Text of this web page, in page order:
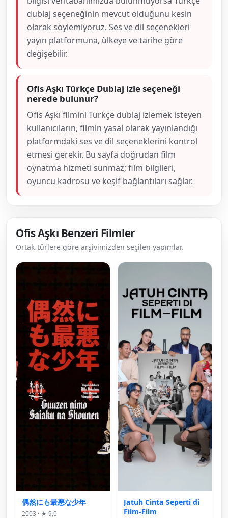
dublaj seçeneğinin mevcut olduğunu kesin
olarak söylemiyoruz. Ses ve dil seçenekleri
yayın platformuna, ülkeye ve tarihe göre
değişebilir.
Ofis Aşkı Türkçe Dublaj izle seçeneği
nerede bulunur?
Ofis Aşkı filmini Türkçe dublaj izlemek isteyen
kullanıcıların, filmin yasal olarak yayınlandığı
platformdaki ses ve dil seçeneklerini kontrol
etmesi gerekir. Bu sayfa doğrudan film
oynatma hizmeti sunmaz; film bilgileri,
oyuncu kadrosu ve keşif bağlantıları sağlar.
Ofis Aşkı Benzeri Filmler
Ortak türlere göre arşivimizden seçilen yapımlar.
偶然にも最悪な少年
2003 · ★ 9,0
Jatuh Cinta Seperti di
Film-Film